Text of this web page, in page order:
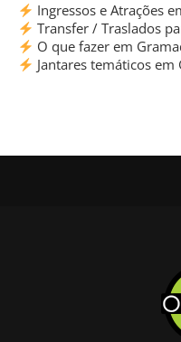
Ingressos e Atrações
Transfer / Traslados
O que fazer em
Jantares temáticos em